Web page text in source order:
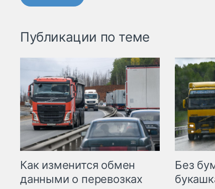
Публикации по теме
Как изменится обмен
данными о перевозках
Без